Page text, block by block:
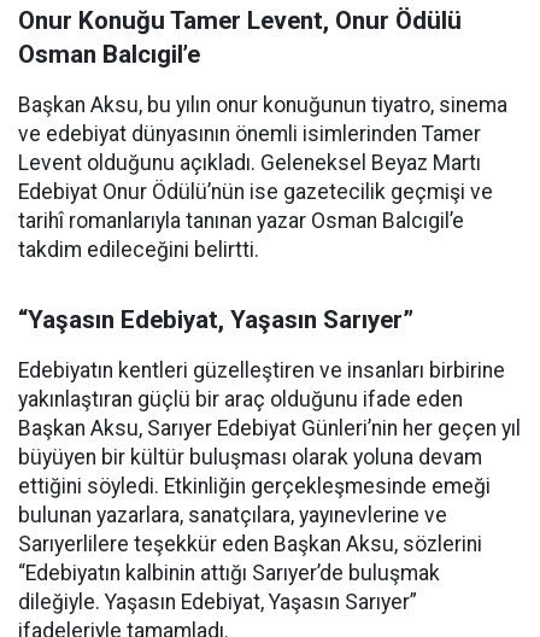
Onur Konuğu Tamer Levent, Onur Ödülü
Osman Balcıgil’e
Başkan Aksu, bu yılın onur konuğunun tiyatro, sinema
ve edebiyat dünyasının önemli isimlerinden Tamer
Levent olduğunu açıkladı. Geleneksel Beyaz Martı
Edebiyat Onur Ödülü’nün ise gazetecilik geçmişi ve
tarihî romanlarıyla tanınan yazar Osman Balcıgil’e
takdim edileceğini belirtti.
“Yaşasın Edebiyat, Yaşasın Sarıyer”
Edebiyatın kentleri güzelleştiren ve insanları birbirine
yakınlaştıran güçlü bir araç olduğunu ifade eden
Başkan Aksu, Sarıyer Edebiyat Günleri’nin her geçen yıl
büyüyen bir kültür buluşması olarak yoluna devam
ettiğini söyledi. Etkinliğin gerçekleşmesinde emeği
bulunan yazarlara, sanatçılara, yayınevlerine ve
Sarıyerlilere teşekkür eden Başkan Aksu, sözlerini
“Edebiyatın kalbinin attığı Sarıyer’de buluşmak
dileğiyle. Yaşasın Edebiyat, Yaşasın Sarıyer”
ifadeleriyle tamamladı.